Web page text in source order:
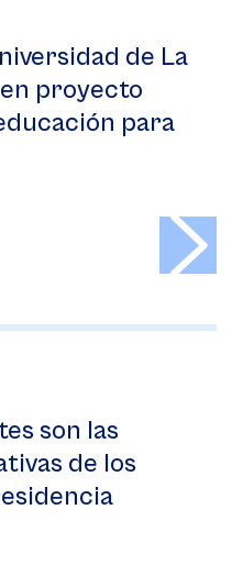
de La
proyecto
para
son las
de los